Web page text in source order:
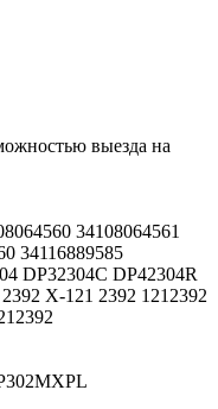
выезда на
34108064561
34116889585
DP32304C DP42304R
X-121 2392 1212392